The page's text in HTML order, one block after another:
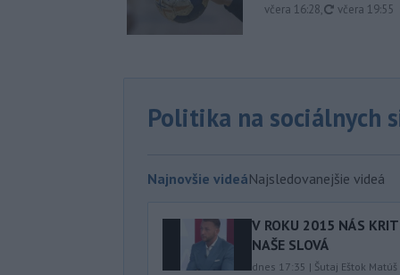
včera 16:28, aktualizované
včera 19:55
Politika na sociálnych
Najnovšie videáNajsledovanejšie videá
V ROKU 2015 NÁS
NAŠE SLOVÁ
dnes 17:35 | Šutaj Eštok Matúš